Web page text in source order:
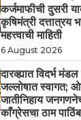
कर्जमाफीची दुसरी
कृषिमंत्री दत्तात्रय
महत्त्वाची माहिती
6 August 2026
दारव्ह्यात विदर्भ
जल्लोषात स्वागत;
जातीनिहाय
काँग्रेसचा ठाम